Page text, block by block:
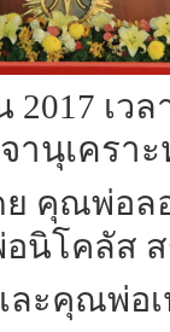
เวล
านุเครา
คุณพ่อล
นิโคลัส
ละคุณพ่อ